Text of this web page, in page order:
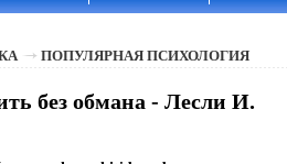
ПОПУЛЯРНАЯ ПСИХОЛОГИЯ
без обмана - Лесли И.